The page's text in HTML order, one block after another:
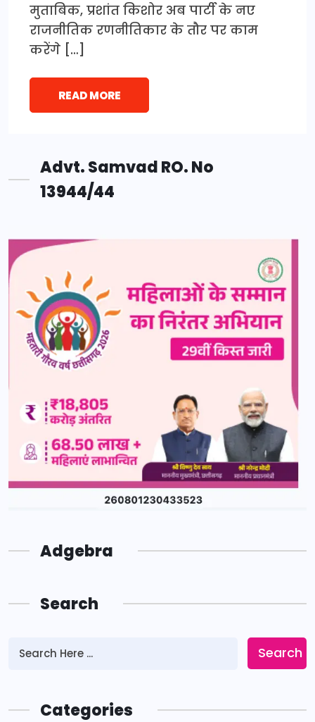
मुताबिक, प्रशांत किशोर अब पार्टी के नए
राजनीतिक रणनीतिकार के तौर पर काम
करेंगे […]
READ MORE
Advt. Samvad RO. No
13944/44
Adgebra
Search
Search
Categories